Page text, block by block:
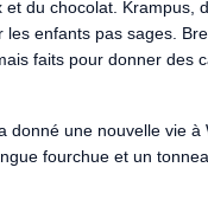
et du chocolat. Krampus,
les enfants pas sages.
faits pour donner des
donné une nouvelle vie à
fourchue et un